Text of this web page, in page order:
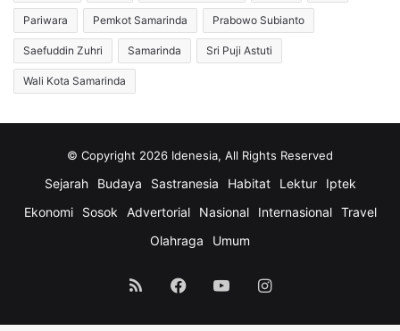
Pariwara Pemkot Samarinda Prabowo Subianto
Saefuddin Zuhri Samarinda Sri Puji Astuti
Wali Kota Samarinda
© Copyright 2026 Idenesia, All Rights Reserved
Sejarah Budaya Sastranesia Habitat Lektur
Iptek
Ekonomi
Sosok Advertorial Nasional Internasional
Travel
Olahraga
Umum
RSS FacebookYouTubeInstagram